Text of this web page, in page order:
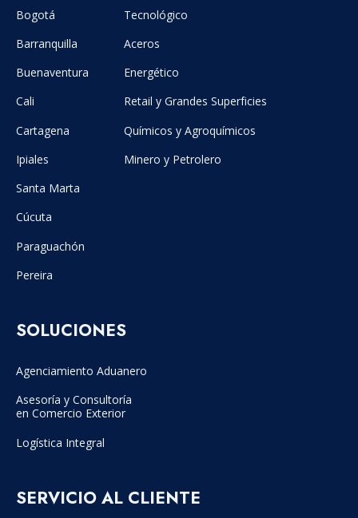
Bogotá
Barranquilla
Buenaventura
Cali
Cartagena
Ipiales
Santa Marta
Cúcuta
Paraguachón
Pereira
Tecnológico
Aceros
Energético
Retail y Grandes Superficies
Químicos y Agroquímicos
Minero y Petrolero
SOLUCIONES
Agenciamiento Aduanero
Asesoría y Consultoría
en Comercio Exterior
Logística Integral
SERVICIO AL CLIENTE